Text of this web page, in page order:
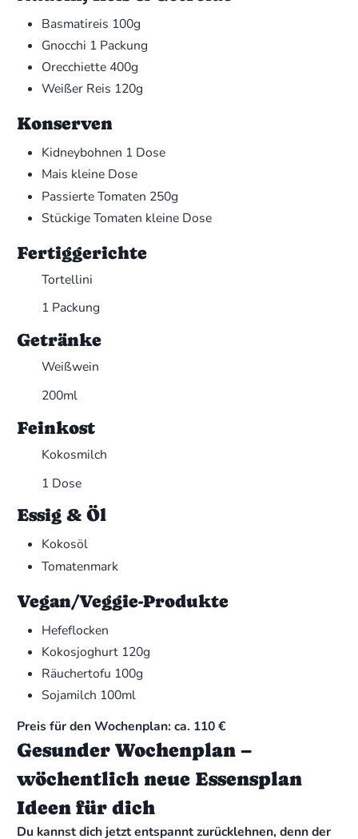
Basmatireis 100g
Gnocchi 1 Packung
Orecchiette 400g
Weißer Reis 120g
Konserven
Kidneybohnen 1 Dose
Mais kleine Dose
Passierte Tomaten 250g
Stückige Tomaten kleine Dose
Fertiggerichte
Tortellini
1 Packung
Getränke
Weißwein
200ml
Feinkost
Kokosmilch
1 Dose
Essig & Öl
Kokosöl
Tomatenmark
Vegan/Veggie-Produkte
Hefeflocken
Kokosjoghurt 120g
Räuchertofu 100g
Sojamilch 100ml
Preis für den Wochenplan: ca. 110 €
Gesunder Wochenplan –
wöchentlich neue Essensplan
Ideen für dich
Du kannst dich jetzt entspannt zurücklehnen, denn der